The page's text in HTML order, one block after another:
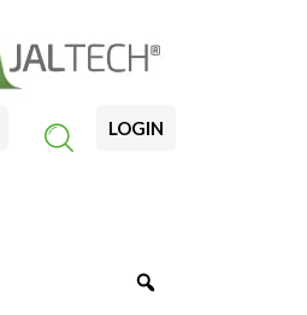
LOGIN